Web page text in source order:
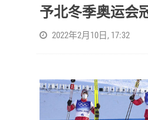
予北冬季奥运会
2022年2月10日, 17:32